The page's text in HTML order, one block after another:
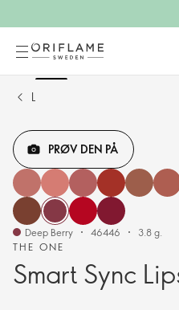
Leppestift
THE ONE
Smart Sync
PRØV DEN PÅ
Deep Berry 46446 3.8 g.